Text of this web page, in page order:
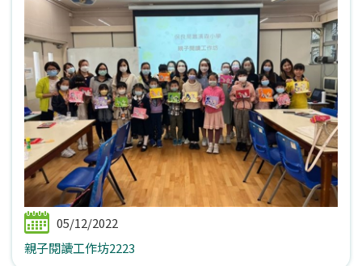
05/12/2022
親子閱讀工作坊2223